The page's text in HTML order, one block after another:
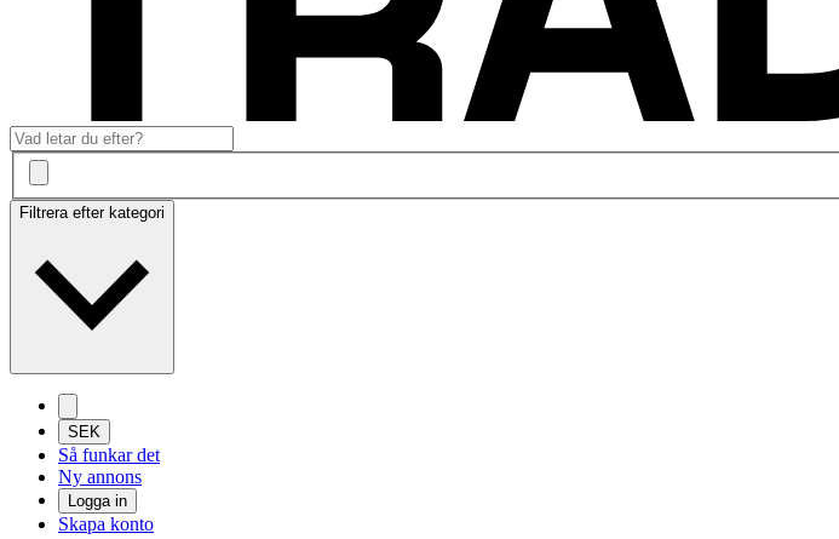
Filtrera efter kategori
SEK
Så funkar det
Ny annons
Logga in
Skapa konto